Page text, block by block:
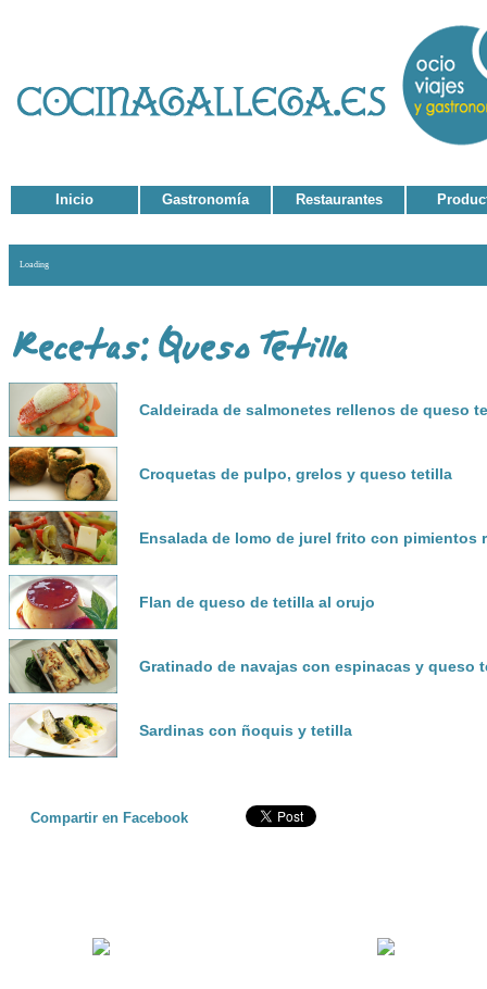
Inicio Gastronomía Restaurantes
Loading
Caldeirada de salmonetes rellenos de queso
Croquetas de pulpo, grelos y queso tetilla
Ensalada de lomo de jurel frito con pimientos
Flan de queso de tetilla al orujo
Gratinado de navajas con espinacas y queso
Sardinas con ñoquis y tetilla
Compartir en Facebook